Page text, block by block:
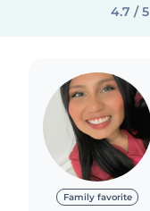
4.7 / 5
Family favorite